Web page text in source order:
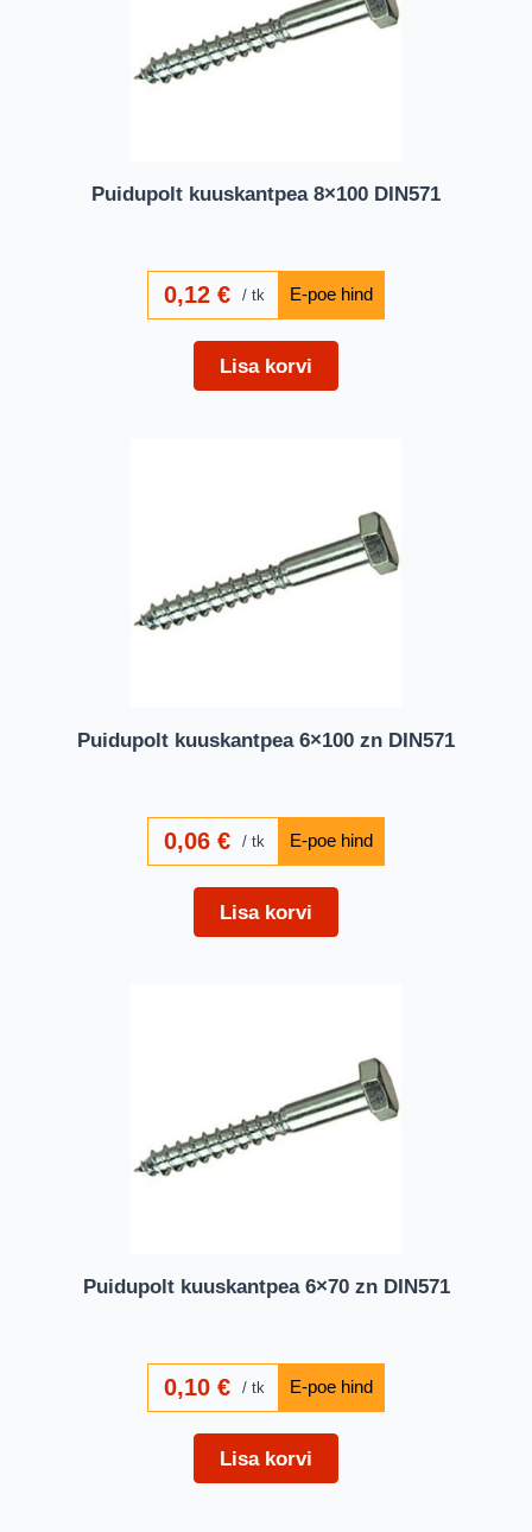
Puidupolt kuuskantpea 8×100 DIN571
0,12€ tk
Lisa korvi
Puidupolt kuuskantpea 6×100 zn DIN571
0,06€ tk
Lisa korvi
Puidupolt kuuskantpea 6×70 zn DIN571
0,10€ tk
Lisa korvi